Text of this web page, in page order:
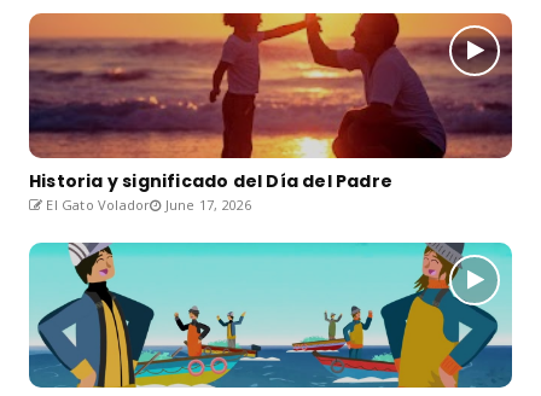
Historia y significado del Día del Padre
El Gato Volador June 17, 2026